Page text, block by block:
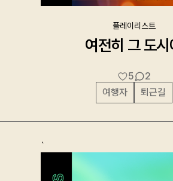
플레이리스트
여전히 그 도시
5
2
여행자
퇴근길
`